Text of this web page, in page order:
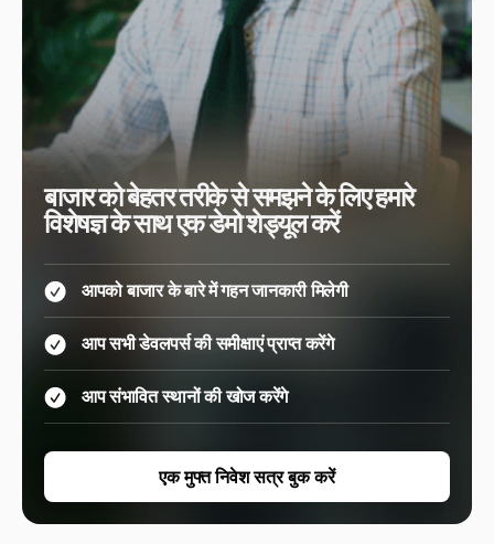
बाजार को बेहतर तरीके से समझने के लिए हमारे
विशेषज्ञ के साथ एक डेमो शेड्यूल करें
आपको बाजार के बारे में गहन जानकारी मिलेगी
आप सभी डेवलपर्स की समीक्षाएं प्राप्त करेंगे
आप संभावित स्थानों की खोज करेंगे
एक मुफ्त निवेश सत्र बुक करें